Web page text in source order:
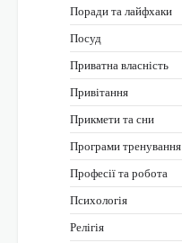
Поради та лайфхаки
Посуд
Приватна власність
Привітання
Прикмети та сни
Програми тренування
Професії та робота
Психологія
Релігія